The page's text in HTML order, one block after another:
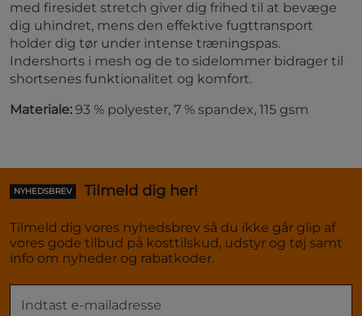
med firesidet stretch giver dig frihed til at bevæge
dig uhindret, mens den effektive fugttransport
holder dig tør under intense træningspas.
Indershorts i mesh og de to sidelommer bidrager til
shortsenes funktionalitet og komfort.
Materiale: 93 % polyester, 7 % spandex, 115 gsm
NYHEDSBREV Tilmeld dig her!
Tilmeld dig vores nyhedsbrev så du ikke går glip af
vores gode tilbud på kosttilskud, udstyr og tøj samt
info om nyheder og rabatkoder.